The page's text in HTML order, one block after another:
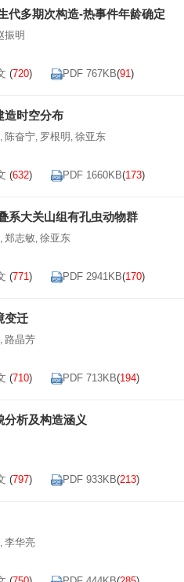
代多期次构造-热事件年龄确定
振明
(720) PDF 767KB(91)
造时空分布
, 陈奋宁, 罗根明 , 徐亚东
(632) PDF 1660KB(173)
系大关山组有孔虫动物群
, 郑志敏, 徐亚东
(771) PDF 2941KB(170)
变迁
, 路晶芳
(710) PDF 713KB(194)
分析及构造涵义
(797) PDF 933KB(213)
, 李华亮